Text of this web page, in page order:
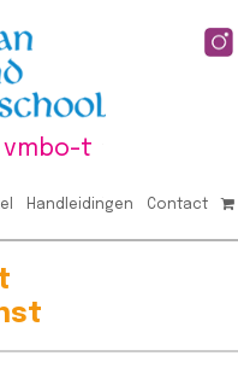
vmbo-t
Handleidingen Contact